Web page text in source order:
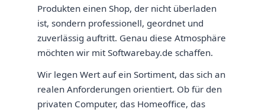
Produkten einen Shop, der nicht überladen
ist, sondern professionell, geordnet und
zuverlässig auftritt. Genau diese Atmosphäre
möchten wir mit Softwarebay.de schaffen.
Wir legen Wert auf ein Sortiment, das sich an
realen Anforderungen orientiert. Ob für den
privaten Computer, das Homeoffice, das